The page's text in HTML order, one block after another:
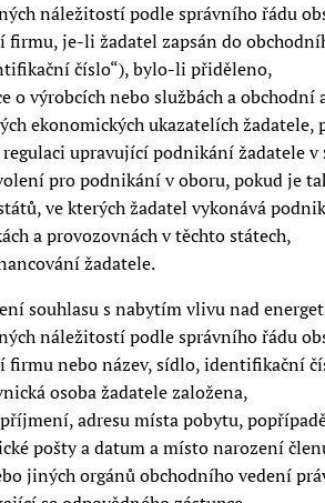
náležitostí podle správního řádu
firmu, je-li žadatel zapsán do
číslo ), bylo-li přiděleno,
o výrobcích nebo službách a
ekonomických ukazatelích
upravující podnikání žadatele
pro podnikání v oboru, pokud je
ve kterých žadatel vykonává
a provozovnách v těchto státech,
žadatele.
souhlasu s nabytím vlivu nad
náležitostí podle správního řádu
firmu nebo název, sídlo, identifikační
osoba žadatele založena,
adresu místa pobytu,
pošty a datum a místo narození
jiných orgánů obchodního vedení